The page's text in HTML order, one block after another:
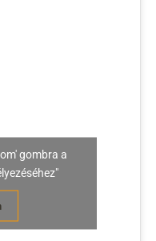
gombra a